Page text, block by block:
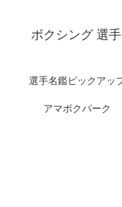
ボクシング 選
選手名鑑ピックアッ
アマボクパーク